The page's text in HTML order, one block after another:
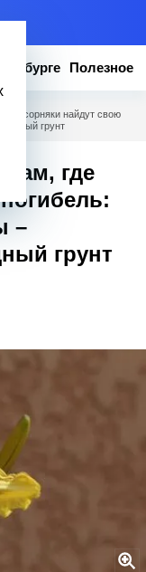
Полезное
сорняки найдут свою
грунт
там, где
–
грунт